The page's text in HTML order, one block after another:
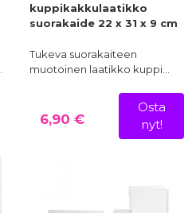
kuppikakkulaatikko
suorakaide 22 x 31 x 9 cm
Tukeva suorakaiteen
muotoinen laatikko kuppi…
6,90 €
Osta
nyt!